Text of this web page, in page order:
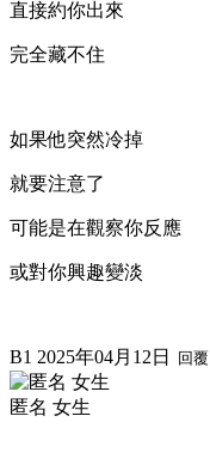
直接約你出來
完全藏不住
如果他突然冷掉
就要注意了
可能是在觀察你反應
或對你興趣變淡
B1 2025年04月12日 回覆
匿名 女生